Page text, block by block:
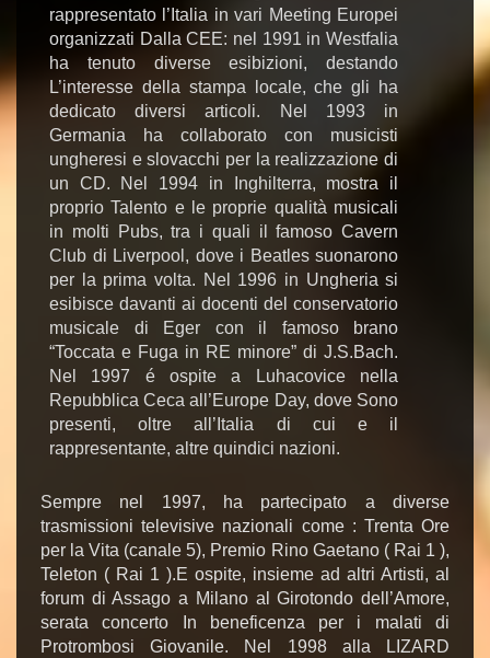
rappresentato l’Italia in vari Meeting Europei
organizzati Dalla CEE: nel 1991 in Westfalia
ha tenuto diverse esibizioni, destando
L’interesse della stampa locale, che gli ha
dedicato diversi articoli. Nel 1993 in
Germania ha collaborato con musicisti
ungheresi e slovacchi per la realizzazione di
un CD. Nel 1994 in Inghilterra, mostra il
proprio Talento e le proprie qualità musicali
in molti Pubs, tra i quali il famoso Cavern
Club di Liverpool, dove i Beatles suonarono
per la prima volta. Nel 1996 in Ungheria si
esibisce davanti ai docenti del conservatorio
musicale di Eger con il famoso brano
“Toccata e Fuga in RE minore” di J.S.Bach.
Nel 1997 é ospite a Luhacovice nella
Repubblica Ceca all’Europe Day, dove Sono
presenti, oltre all’Italia di cui e il
rappresentante, altre quindici nazioni.
Sempre nel 1997, ha partecipato a diverse
trasmissioni televisive nazionali come : Trenta Ore
per la Vita (canale 5), Premio Rino Gaetano ( Rai 1 ),
Teleton ( Rai 1 ).E ospite, insieme ad altri Artisti, al
forum di Assago a Milano al Girotondo dell’Amore,
serata concerto In beneficenza per i malati di
Protrombosi Giovanile. Nel 1998 alla LIZARD